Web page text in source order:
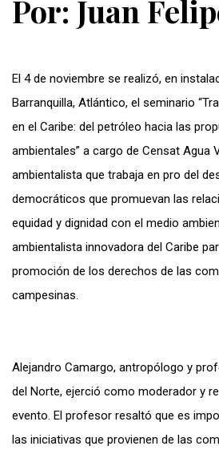
Por: Juan
El 4 de noviembre se realizó, en
Barranquilla, Atlántico, el seminario
en el Caribe: del petróleo hacia las
ambientales” a cargo de Censat Agua
ambientalista que trabaja en pro del
democráticos que promuevan las
equidad y dignidad con el medio
ambientalista innovadora del Caribe
promoción de los derechos de las
campesinas.
Alejandro Camargo, antropólogo y
del Norte, ejerció como moderador y
evento. El profesor resaltó que es
las iniciativas que provienen de las